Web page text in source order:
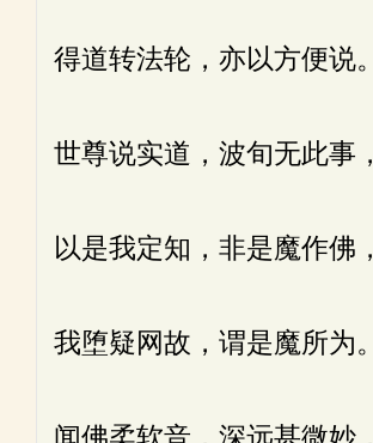
得道转法轮，亦以方便说。
世尊说实道，波旬无此事，
以是我定知，非是魔作佛，
我堕疑网故，谓是魔所为。